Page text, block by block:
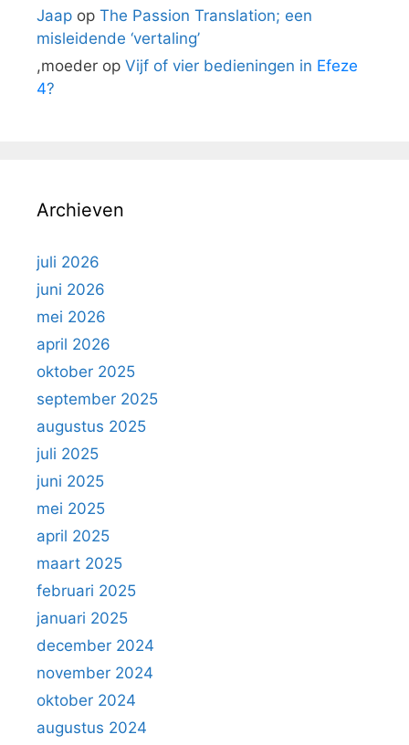
Jaap op The Passion Translation; een
misleidende ‘vertaling’
,moeder op Vijf of vier bedieningen in Efeze
4?
Archieven
juli 2026
juni 2026
mei 2026
april 2026
oktober 2025
september 2025
augustus 2025
juli 2025
juni 2025
mei 2025
april 2025
maart 2025
februari 2025
januari 2025
december 2024
november 2024
oktober 2024
augustus 2024